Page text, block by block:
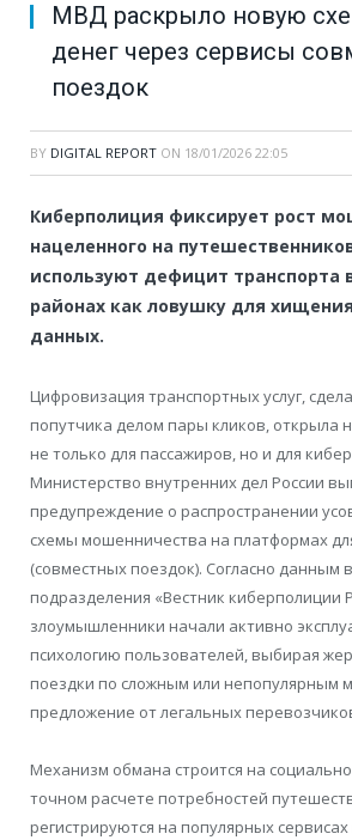
МВД раскрыло новую
денег через сервисы
поездок
BY DIGITAL REPORT ON 18/01/2026 22:05
Киберполиция фиксирует рост
нацеленного на
используют дефицит транспорта
районах как ловушку для
данных.
Цифровизация транспортных услуг,
попутчика делом пары кликов, открыла
не только для пассажиров, но и для
Министерство внутренних дел России
предупреждение о распространении
схемы мошенничества на платформах
(совместных поездок). Согласно данным
подразделения «Вестник киберполиции
злоумышленники начали активно
психологию пользователей, выбирая
поездки по сложным или непопулярным
предложение от легальных
Механизм обмана строится на
точном расчете потребностей
регистрируются на популярных